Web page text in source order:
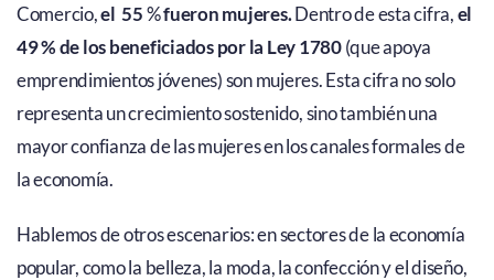
Comercio,el 55%fueron mujeres.Dentro de esta cifra,el
49 % de los beneficiados por la Ley 1780(que apoya
emprendimientos jóvenes) son mujeres. Esta cifra no solo
representa un crecimiento sostenido, sino también una
mayor confianza de las mujeres en los canales formales de
la economía.
Hablemos de otros escenarios: en sectores de la economía
popular, como la belleza, la moda, la confección y el diseño,